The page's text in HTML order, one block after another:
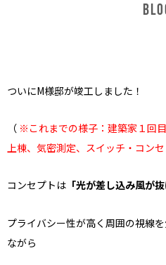
ついにM様邸が竣工しました！
（ ※これまでの様子： 建築家１回
上棟、 気密測定、 スイッチ・コン
コンセプトは 「光が差し込み風が
プライバシー性が高く周囲の視線
ながら